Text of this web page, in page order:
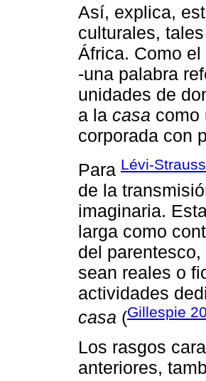
Así, explica,
culturales,
África. Como
-una palabra
unidades de
a la casa como
corporada con
Para Lévi-
de la
imaginaria.
larga como
del
sean reales o
actividades
casa (Gillespie
Los rasgos
anteriores,